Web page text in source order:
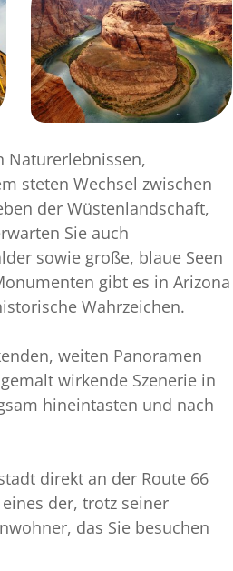
Naturerlebnissen,
steten Wechsel zwischen
der Wüstenlandschaft,
Sie auch
sowie große, blaue Seen
gibt es in Arizona
Wahrzeichen.
weiten Panoramen
wirkende Szenerie in
hineintasten und nach
direkt an der Route 66
der, trotz seiner
das Sie besuchen